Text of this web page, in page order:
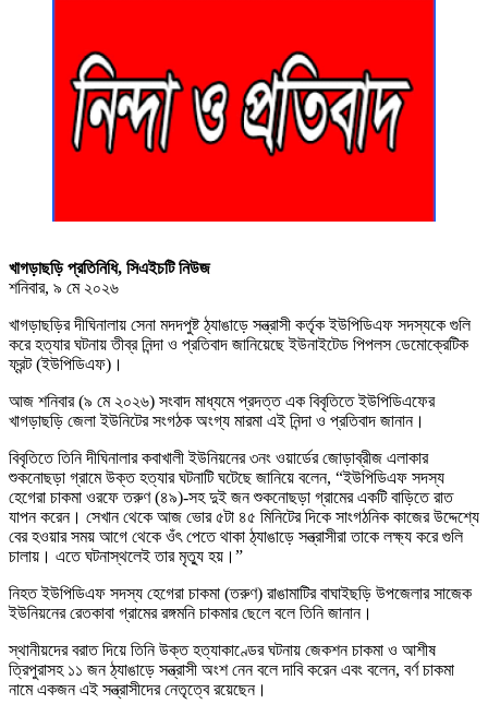
খাগড়াছড়ি প্রতিনিধি, সিএইচটি নিউজ
শনিবার, ৯ মে ২০২৬
খাগড়াছড়ির দীঘিনালায় সেনা মদদপুষ্ট ঠ্যাঙাড়ে সন্ত্রাসী কর্তৃক ইউপিডিএফ সদস্যকে গুলি
করে হত্যার ঘটনায় তীব্র নিন্দা ও প্রতিবাদ জানিয়েছে ইউনাইটেড পিপলস ডেমোক্রেটিক
ফ্রন্ট (ইউপিডিএফ)।
আজ শনিবার (৯ মে ২০২৬) সংবাদ মাধ্যমে প্রদত্ত এক বিবৃতিতে ইউপিডিএফের
খাগড়াছড়ি জেলা ইউনিটের সংগঠক অংগ্য মারমা এই নিন্দা ও প্রতিবাদ জানান।
বিবৃতিতে তিনি দীঘিনালার কবাখালী ইউনিয়নের ৩নং ওয়ার্ডের জোড়াব্রীজ এলাকার
শুকনোছড়া গ্রামে উক্ত হত্যার ঘটনাটি ঘটেছে জানিয়ে বলেন, “ইউপিডিএফ সদস্য
হেগেরা চাকমা ওরফে তরুণ (৪৯)-সহ দুই জন শুকনোছড়া গ্রামের একটি বাড়িতে রাত
যাপন করেন। সেখান থেকে আজ ভোর ৫টা ৪৫ মিনিটের দিকে সাংগঠনিক কাজের উদ্দেশ্যে
বের হওয়ার সময় আগে থেকে ওঁৎ পেতে থাকা ঠ্যাঙাড়ে সন্ত্রাসীরা তাকে লক্ষ্য করে গুলি
চালায়। এতে ঘটনাস্থলেই তার মৃত্যু হয়।”
নিহত ইউপিডিএফ সদস্য হেগেরা চাকমা (তরুণ) রাঙামাটির বাঘাইছড়ি উপজেলার সাজেক
ইউনিয়নের রেতকাবা গ্রামের রঙ্গমনি চাকমার ছেলে বলে তিনি জানান।
স্থানীয়দের বরাত দিয়ে তিনি উক্ত হত্যাকাণ্ডের ঘটনায় জেকশন চাকমা ও আশীষ
ত্রিপুরাসহ ১১ জন ঠ্যাঙাড়ে সন্ত্রাসী অংশ নেন বলে দাবি করেন এবং বলেন, বর্ণ চাকমা
নামে একজন এই সন্ত্রাসীদের নেতৃত্বে রয়েছেন।